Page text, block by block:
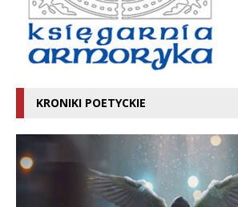
KRONIKI POETYCKIE